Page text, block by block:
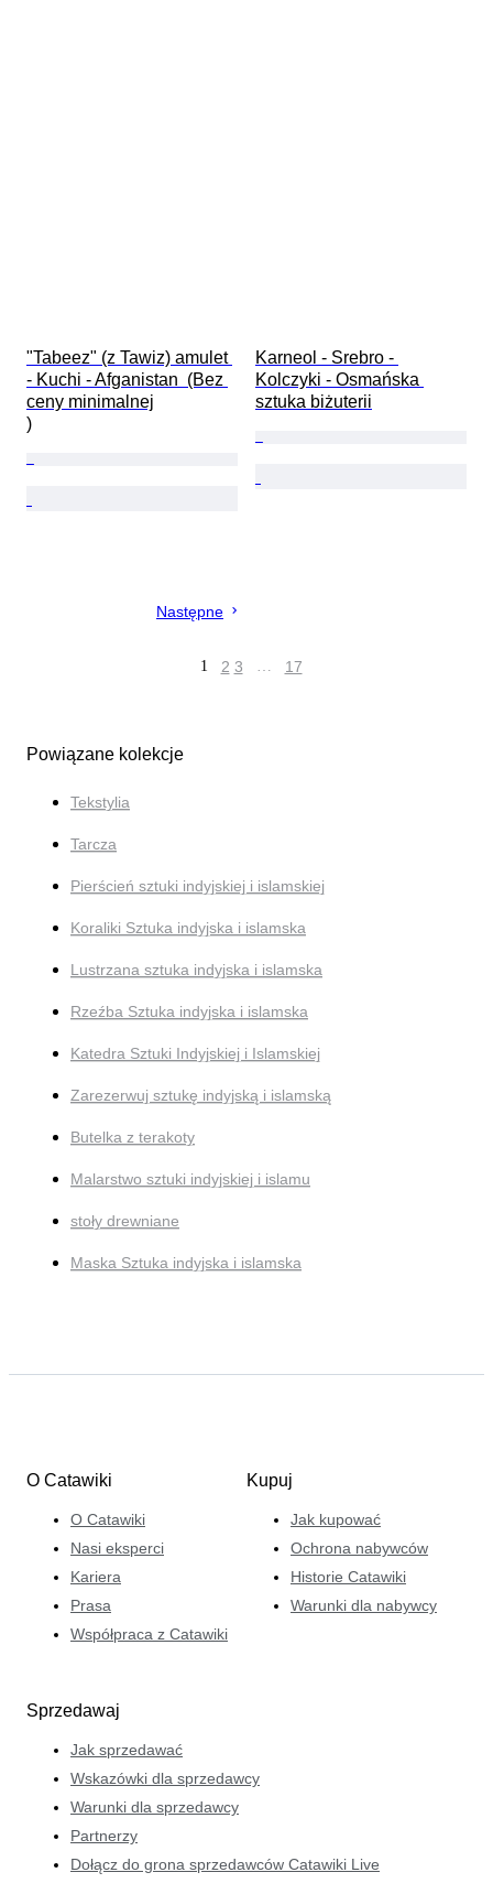
"Tabeez" (z Tawiz) amulet
- Kuchi - Afganistan  (Bez
ceny minimalnej
)
Karneol - Srebro -
Kolczyki - Osmańska
sztuka biżuterii
Następne
1 2 3 … 17
Powiązane kolekcje
Tekstylia
Tarcza
Pierścień sztuki indyjskiej i islamskiej
Koraliki Sztuka indyjska i islamska
Lustrzana sztuka indyjska i islamska
Rzeźba Sztuka indyjska i islamska
Katedra Sztuki Indyjskiej i Islamskiej
Zarezerwuj sztukę indyjską i islamską
Butelka z terakoty
Malarstwo sztuki indyjskiej i islamu
stoły drewniane
Maska Sztuka indyjska i islamska
O Catawiki
O Catawiki
Nasi eksperci
Kariera
Prasa
Współpraca z Catawiki
Kupuj
Jak kupować
Ochrona nabywców
Historie Catawiki
Warunki dla nabywcy
Sprzedawaj
Jak sprzedawać
Wskazówki dla sprzedawcy
Warunki dla sprzedawcy
Partnerzy
Dołącz do grona sprzedawców Catawiki Live